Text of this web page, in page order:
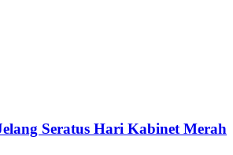
Seratus Hari Kabinet Merah